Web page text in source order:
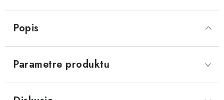
Podmienky ochrany osobných údajov
Obchodné podmienky požičovne náradia
Popis
Parametre produktu